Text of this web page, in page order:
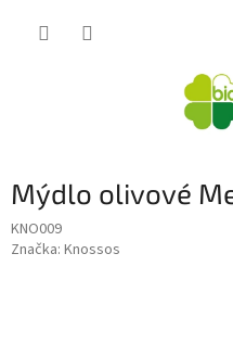
Mýdlo olivové
KNO009
Značka: Knossos